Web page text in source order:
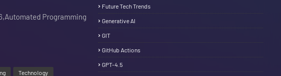
Programming
Technology
Future Tech Trends
Generative AI
GIT
GitHub Actions
GPT-4.5